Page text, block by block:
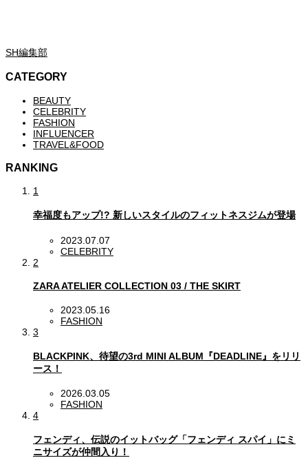
SH編集部
CATEGORY
BEAUTY
CELEBRITY
FASHION
INFLUENCER
TRAVEL&FOOD
RANKING
1
幸福度もアップ!? 新しいスタイルのフィットネスジムが登場
2023.07.07
CELEBRITY
2
ZARA ATELIER COLLECTION 03 / THE SKIRT
2023.05.16
FASHION
3
BLACKPINK、待望の3rd MINI ALBUM『DEADLINE』をリリ
ース！
2026.03.05
FASHION
4
フェンディ、伝説のイットバッグ「フェンディ スパイ」にミ
ニサイズが仲間入り！